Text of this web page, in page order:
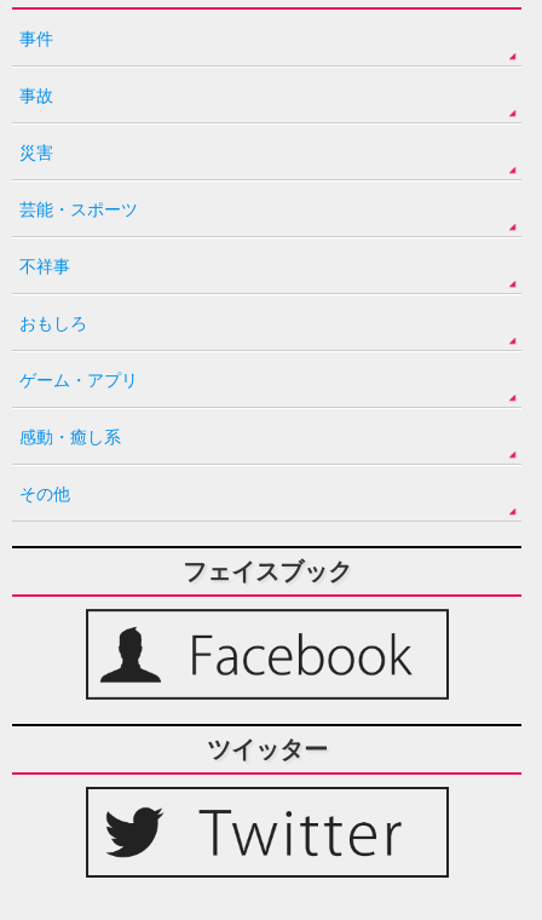
事件
事故
災害
芸能・スポーツ
不祥事
おもしろ
ゲーム・アプリ
感動・癒し系
その他
フェイスブック
ツイッター